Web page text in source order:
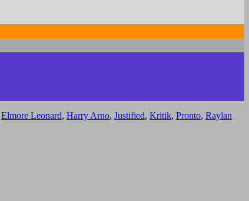
Elmore Leonard, Harry Arno, Justified, Kritik, Pronto, Raylan